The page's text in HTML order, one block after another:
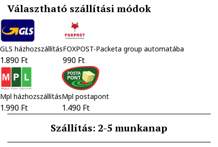
Választható szállítási módok
GLS házhozszállítás
1.890 Ft
FOXPOST-Packeta group automatába
990 Ft
Mpl házhozszállítás
1.990 Ft
Mpl postapont
1.490 Ft
Szállítás: 2-5 munkanap